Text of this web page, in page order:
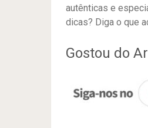
autênticas e
dicas? Diga o que
Gostou do